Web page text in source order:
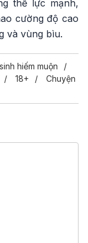
thể lực mạnh,
cường độ cao
và vùng bìu.
hiếm muộn
18+
Chuyện